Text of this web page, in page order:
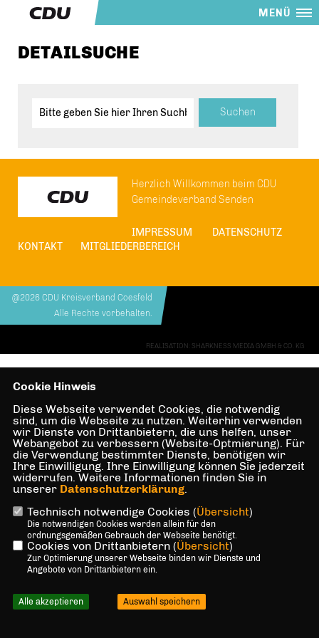
MENÜ
DETAILSUCHE
Herzlich Willkommen beim CDU
Gemeindeverband Senden
IMPRESSUM
DATENSCHUTZ
KONTAKT
MITGLIEDERBEREICH
@2026 CDU Kreisverband Coesfeld
Alle Rechte vorbehalten.
REALISATION: SHARKNESS MEDIA GMBH & CO. KG
Cookie Hinweis
Diese Webseite verwendet Cookies, die notwendig
sind, um die Webseite zu nutzen. Weiterhin verwenden
wir Dienste von Drittanbietern, die uns helfen, unser
Webangebot zu verbessern (Website-Optmierung). Für
die Verwendung bestimmter Dienste, benötigen wir
Ihre Einwilligung. Ihre Einwilligung können Sie jederzeit
widerrufen. Weitere Informationen finden Sie in
unserer Datenschutzerklärung.
Technisch notwendige Cookies (Übersicht)
Die notwendigen Cookies werden allein für den
ordnungsgemäßen Gebrauch der Webseite benötigt.
Cookies von Drittanbietern (Übersicht)
Zur Optimierung unserer Webseite binden wir Dienste und
Angebote von Drittanbietern ein.
Alle akzeptieren Auswahl speichern